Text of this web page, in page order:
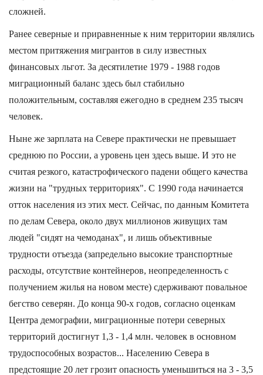
сложней.
Ранее северные и приравненные к ним территории являлись
местом притяжения мигрантов в силу известных
финансовых льгот. За десятилетие 1979 - 1988 годов
миграционный баланс здесь был стабильно
положительным, составляя ежегодно в среднем 235 тысяч
человек.
Ныне же зарплата на Севере практически не превышает
среднюю по России, а уровень цен здесь выше. И это не
считая резкого, катастрофического падени общего качества
жизни на "трудных территориях". С 1990 года начинается
отток населения из этих мест. Сейчас, по данным Комитета
по делам Севера, около двух миллионов живущих там
людей "сидят на чемоданах", и лишь объективные
трудности отъезда (запредельно высокие транспортные
расходы, отсутствие контейнеров, неопределенность с
получением жилья на новом месте) сдерживают повальное
бегство северян. До конца 90-х годов, согласно оценкам
Центра демографии, миграционные потери северных
территорий достигнут 1,3 - 1,4 млн. человек в основном
трудоспособных возрастов... Населению Севера в
предстоящие 20 лет грозит опасность уменьшиться на 3 - 3,5